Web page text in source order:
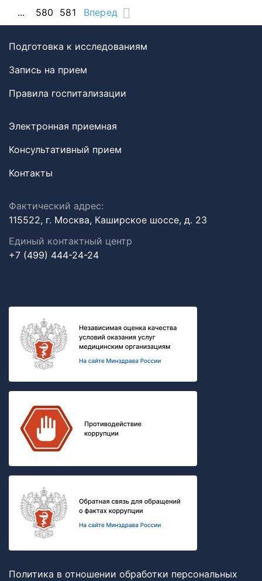
...
580 581 Вперед
Подготовка к исследованиям
Запись на прием
Правила госпитализации
Электронная приемная
Консультативный прием
Контакты
Фактический адрес:
115522, г. Москва, Каширское шоссе, д. 23
Единый контактный центр
+7 (499) 444-24-24
Политика в отношении обработки персональных